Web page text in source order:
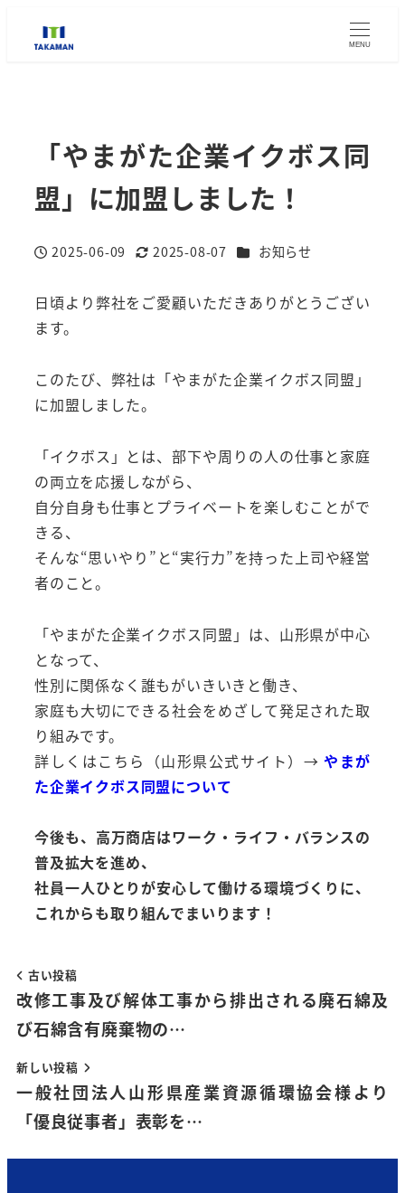
MENU
「やまがた企業イクボス同
盟」に加盟しました！
投稿日
2025-06-09
更新日
2025-08-07 カテゴリー
お知らせ
日頃より弊社をご愛顧いただきありがとうござい
ます。
このたび、弊社は「やまがた企業イクボス同盟」
に加盟しました。
「イクボス」とは、部下や周りの人の仕事と家庭
の両立を応援しながら、
自分自身も仕事とプライベートを楽しむことがで
きる、
そんな“思いやり”と“実行力”を持った上司や経営
者のこと。
「やまがた企業イクボス同盟」は、山形県が中心
となって、
性別に関係なく誰もがいきいきと働き、
家庭も大切にできる社会をめざして発足された取
り組みです。
詳しくはこちら（山形県公式サイト）→やまが
た企業イクボス同盟について
今後も、高万商店はワーク・ライフ・バランスの
普及拡大を進め、
社員一人ひとりが安心して働ける環境づくりに、
これからも取り組んでまいります！
古い投稿
改修工事及び解体工事から排出される廃石綿及
び石綿含有廃棄物の…
新しい投稿
一般社団法人山形県産業資源循環協会様より
「優良従事者」表彰を…